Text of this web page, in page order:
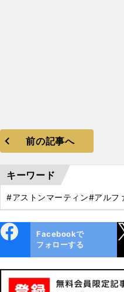
前の記事へ
キーワード
#アストンマーティン#アルフ
ok
Facebookで
フォローする